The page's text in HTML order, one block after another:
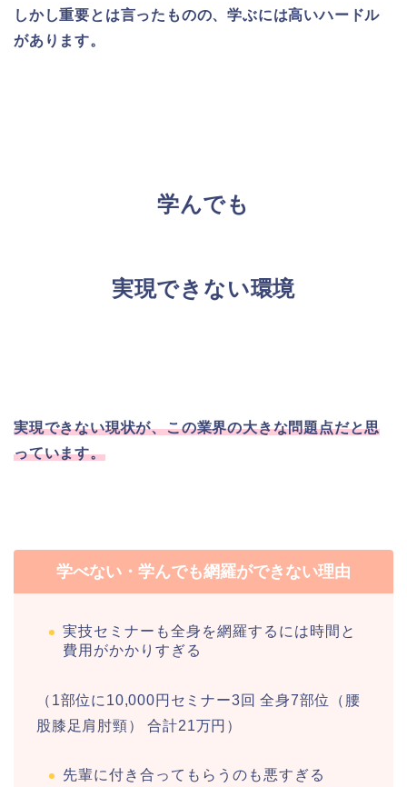
しかし重要とは言ったものの、学ぶには高いハードル
があります。
学んでも
実現できない環境
実現できない現状が、この業界の大きな問題点だと思
っています。
学べない・学んでも網羅ができない理由
実技セミナーも全身を網羅するには時間と
費用がかかりすぎる
（1部位に10,000円セミナー3回 全身7部位（腰
股膝足肩肘頸） 合計21万円）
先輩に付き合ってもらうのも悪すぎる